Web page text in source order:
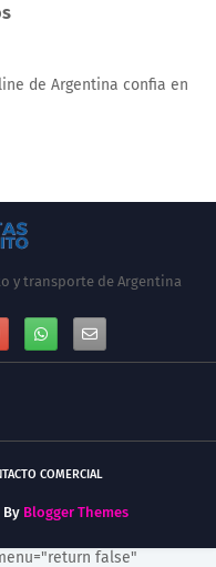
de Argentina confia en
y transporte de Argentina
COMERCIAL
Blogger Themes
false"